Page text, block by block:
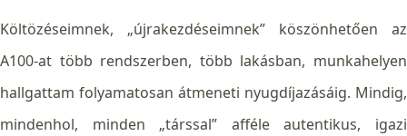
Költözéseimnek, „újrakezdéseimnek” köszönhetően az
A100-at több rendszerben, több lakásban, munkahelyen
hallgattam folyamatosan átmeneti nyugdíjazásáig. Mindig,
mindenhol, minden „társsal” afféle autentikus, igazi